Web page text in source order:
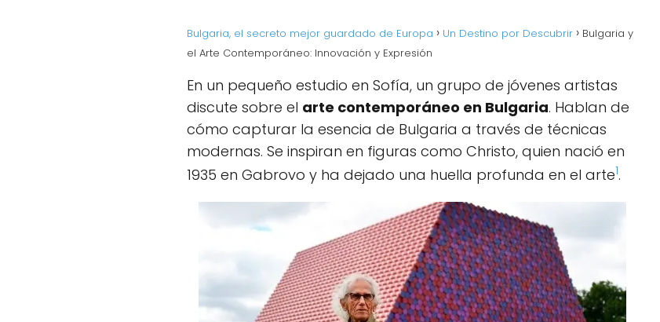
Bulgaria, el secreto mejor guardado de Europa Un Destino por Descubrir
Bulgaria y
el Arte Contemporáneo: Innovación y Expresión
En un pequeño estudio en Sofía, un grupo de jóvenes artistas
discute sobre el arte contemporáneo en Bulgaria. Hablan de
cómo capturar la esencia de Bulgaria a través de técnicas
modernas. Se inspiran en figuras como Christo, quien nació en
1935 en Gabrovo y ha dejado una huella profunda en el arte1.